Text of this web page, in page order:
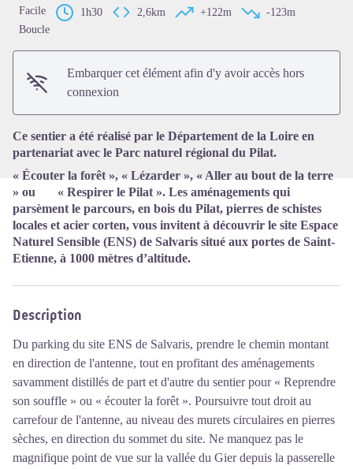
Voir l'image en plein écran
Facile 1h30 2,6km +122m
-123m
Boucle
Embarquer cet élément afin d'y avoir accès hors
connexion
Ce sentier a été réalisé par le Département de la Loire en
partenariat avec le Parc naturel régional du Pilat.
« Écouter la forêt », « Lézarder », « Aller au bout de la terre
» ou « Respirer le Pilat ». Les aménagements qui
parsèment le parcours, en bois du Pilat, pierres de schistes
locales et acier corten, vous invitent à découvrir le site Espace
Naturel Sensible (ENS) de Salvaris situé aux portes de Saint-
Etienne, à 1000 mètres d’altitude.
Description
Du parking du site ENS de Salvaris, prendre le chemin montant
en direction de l'antenne, tout en profitant des aménagements
savamment distillés de part et d'autre du sentier pour « Reprendre
son souffle » ou « écouter la forêt ». Poursuivre tout droit au
carrefour de l'antenne, au niveau des murets circulaires en pierres
sèches, en direction du sommet du site. Ne manquez pas le
magnifique point de vue sur la vallée du Gier depuis la passerelle